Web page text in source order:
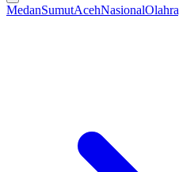
MedanSumutAcehNasional